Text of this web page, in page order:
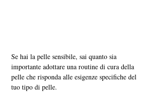
Se hai la pelle sensibile, sai quanto sia
importante adottare una routine di cura della
pelle che risponda alle esigenze specifiche del
tuo tipo di pelle.